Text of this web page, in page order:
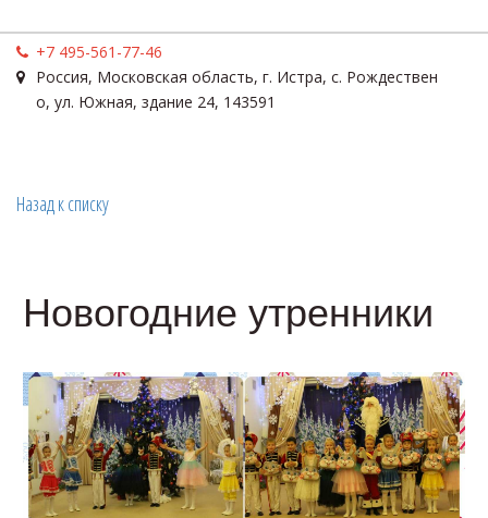
+7 495-561-77-46
Россия, Московская область, г. Истра, с. Рождествен
о, ул. Южная, здание 24, 143591
Назад к списку
Новогодние утренники